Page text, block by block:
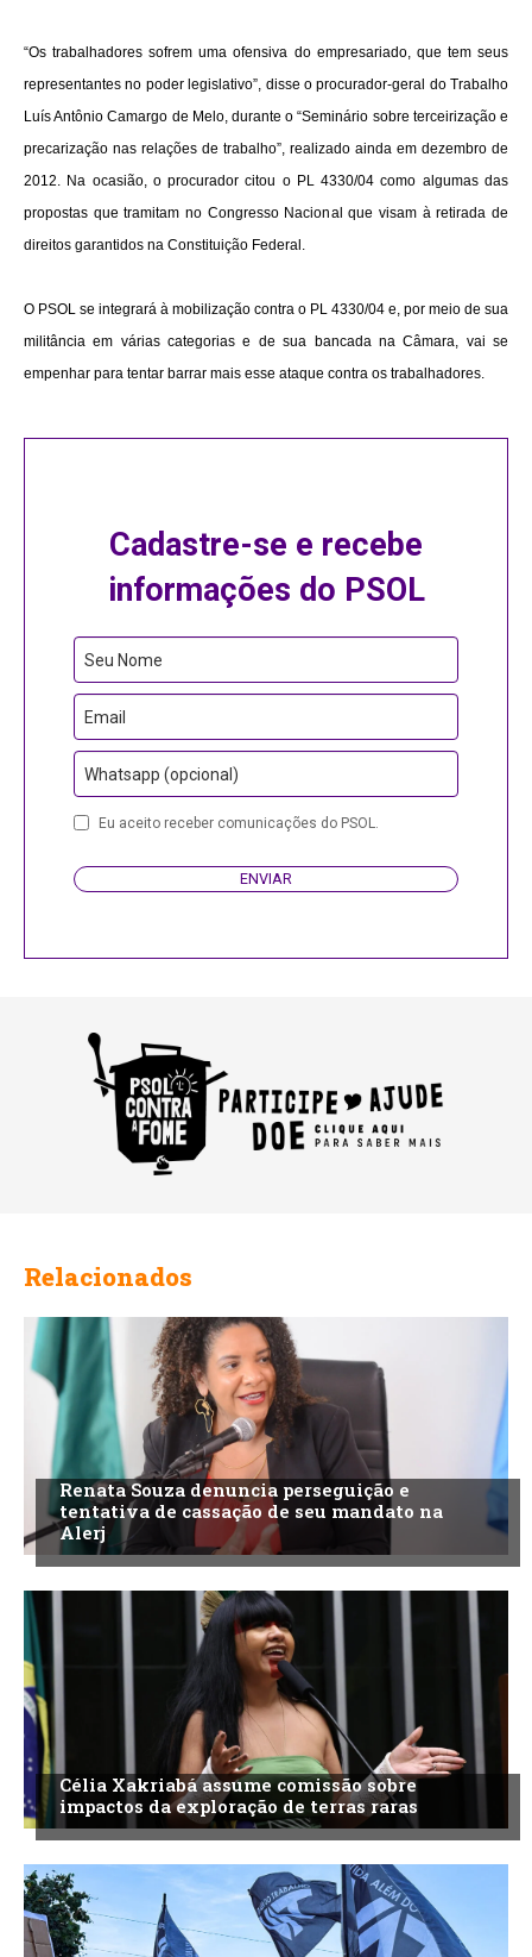
“Os trabalhadores sofrem uma ofensiva do empresariado, que tem seus
representantes no poder legislativo”, disse o procurador-geral do Trabalho
Luís Antônio Camargo de Melo, durante o “Seminário sobre terceirização e
precarização nas relações de trabalho”, realizado ainda em dezembro de
2012. Na ocasião, o procurador citou o PL 4330/04 como algumas das
propostas que tramitam no Congresso Nacional que visam à retirada de
direitos garantidos na Constituição Federal.
O PSOL se integrará à mobilização contra o PL 4330/04 e, por meio de sua
militância em várias categorias e de sua bancada na Câmara, vai se
empenhar para tentar barrar mais esse ataque contra os trabalhadores.
Cadastre-se e recebe
informações do PSOL
Seu Nome
Email
Whatsapp (opcional)
Eu aceito receber comunicações do PSOL.
ENVIAR
Relacionados
Renata Souza denuncia perseguição e
tentativa de cassação de seu mandato na
Alerj
Célia Xakriabá assume comissão sobre
impactos da exploração de terras raras